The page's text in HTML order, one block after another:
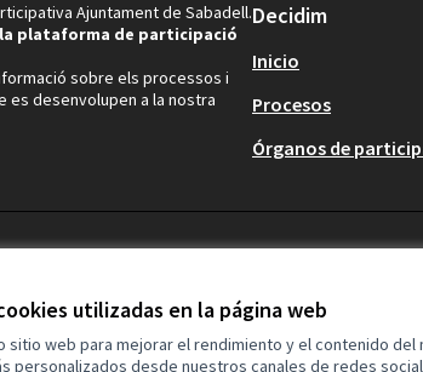
utilizadas en la página web
sitio web para mejorar el rendimiento y el contenido
personalizados desde nuestros canales de redes
Ajuntament de Sabadell.
la plataforma de participació
sobre els processos i
es desenvolupen a la nostra
Decidim
Inicio
Procesos
Órganos de